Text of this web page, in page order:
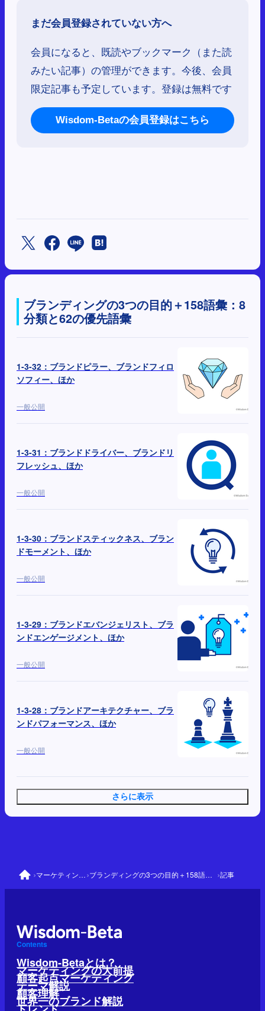
まだ会員登録されていない方へ
会員になると、既読やブックマーク（また読
みたい記事）の管理ができます。今後、会員
限定記事も予定しています。登録は無料です
Wisdom-Betaの会員登録はこちら
ブランディングの3つの目的＋158語彙：8
分類と62の優先語彙
1-3-32：ブランドピラー、ブランドフィロ
ソフィー、ほか
一般公開
1-3-31：ブランドドライバー、ブランドリ
フレッシュ、ほか
一般公開
1-3-30：ブランドスティックネス、ブラン
ドモーメント、ほか
一般公開
1-3-29：ブランドエバンジェリスト、ブラ
ンドエンゲージメント、ほか
一般公開
1-3-28：ブランドアーキテクチャー、ブラ
ンドパフォーマンス、ほか
一般公開
さらに表示
› マーケティングの大前提› ブランディングの3つの目的＋158語彙：8分類と62の優先語彙 ›記事
Contents
Wisdom-Betaとは？
マーケティングの大前提
顧客起点マーケティング
テーマ解説
顧客理解
世界一のブランド解説